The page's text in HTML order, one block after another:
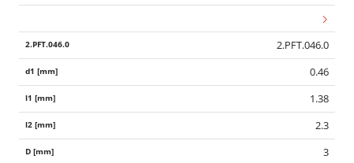
2.PFT.046.0
0.46
1.38
2.3
3